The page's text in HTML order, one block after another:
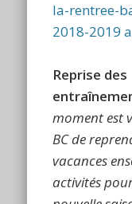
la-rentree-
2018-2019
Reprise des
moment est
BC de
vacances
activités